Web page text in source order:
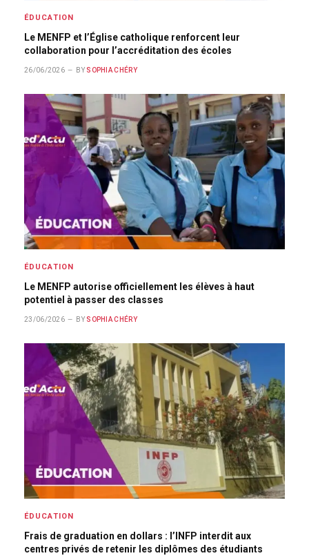
ÉDUCATION
Le MENFP et l’Église catholique renforcent leur
collaboration pour l’accréditation des écoles
26/06/2026 BY SOPHIA CHÉRY
ÉDUCATION
Le MENFP autorise officiellement les élèves à haut
potentiel à passer des classes
23/06/2026 BY SOPHIA CHÉRY
ÉDUCATION
Frais de graduation en dollars : l’INFP interdit aux
centres privés de retenir les diplômes des étudiants